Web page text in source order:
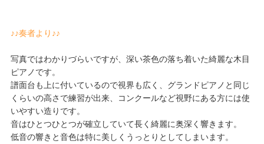
♪♪奏者より♪♪
写真ではわかりづらいですが、深い茶色の落ち着いた綺麗な木目
ピアノです。
譜面台も上に付いているので視界も広く、グランドピアノと同じ
くらいの高さで練習が出来、コンクールなど視野にある方には使
いやすい造りです。
音はひとつひとつが確立していて長く綺麗に奥深く響きます。
低音の響きと音色は特に美しくうっとりとしてしまいます。